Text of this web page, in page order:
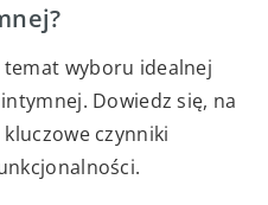
wyboru idealnej
Dowiedz się, na
czynniki